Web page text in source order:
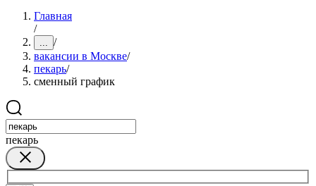
Главная
/
... /
вакансии в Москве/
пекарь/
сменный график
пекарь